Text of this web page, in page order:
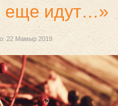
еще идут…»
22 Мамыр 2019